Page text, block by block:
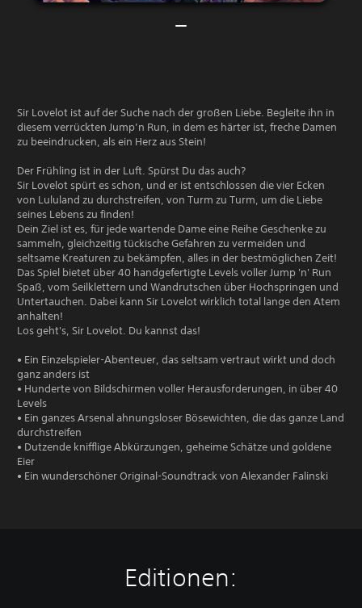
Sir Lovelot ist auf der Suche nach der großen Liebe. Begleite ihn in
diesem verrückten Jump’n Run, in dem es härter ist, freche Damen
zu beeindrucken, als ein Herz aus Stein!
Der Frühling ist in der Luft. Spürst Du das auch?
Sir Lovelot spürt es schon, und er ist entschlossen die vier Ecken
von Lululand zu durchstreifen, von Turm zu Turm, um die Liebe
seines Lebens zu finden!
Dein Ziel ist es, für jede wartende Dame eine Reihe Geschenke zu
sammeln, gleichzeitig tückische Gefahren zu vermeiden und
seltsame Kreaturen zu bekämpfen, alles in der bestmöglichen Zeit!
Das Spiel bietet über 40 handgefertigte Levels voller Jump 'n' Run
Spaß, vom Seilklettern und Wandrutschen über Hochspringen und
Untertauchen. Dabei kann Sir Lovelot wirklich total lange den Atem
anhalten!
Los geht's, Sir Lovelot. Du kannst das!
• Ein Einzelspieler-Abenteuer, das seltsam vertraut wirkt und doch
ganz anders ist
• Hunderte von Bildschirmen voller Herausforderungen, in über 40
Levels
• Ein ganzes Arsenal ahnungsloser Bösewichten, die das ganze Land
durchstreifen
• Dutzende knifflige Abkürzungen, geheime Schätze und goldene
Eier
• Ein wunderschöner Original-Soundtrack von Alexander Falinski
Editionen: